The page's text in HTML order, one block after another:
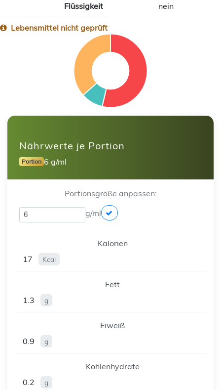
Flüssigkeit
nein
Lebensmittel nicht geprüft
Nährwerte je Portion
Portion 6 g/ml
Portionsgröße anpassen:
g/ml
Kalorien
17
Kcal
Fett
1.3
g
Eiweiß
0.9
g
Kohlenhydrate
0.2
g